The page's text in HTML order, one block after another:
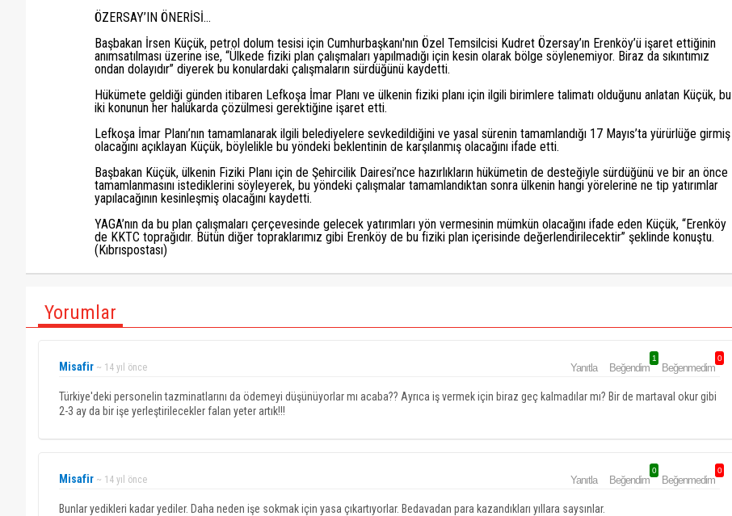
ÖZERSAY’IN ÖNERİSİ…
Başbakan İrsen Küçük, petrol dolum tesisi için Cumhurbaşkanı'nın Özel Temsilcisi Kudret Özersay’ın Erenköy’ü işaret ettiğinin
anımsatılması üzerine ise, “Ülkede fiziki plan çalışmaları yapılmadığı için kesin olarak bölge söylenemiyor. Biraz da sıkıntımız
ondan dolayıdır” diyerek bu konulardaki çalışmaların sürdüğünü kaydetti.
Hükümete geldiği günden itibaren Lefkoşa İmar Planı ve ülkenin fiziki planı için ilgili birimlere talimatı olduğunu anlatan Küçük, bu
iki konunun her halükarda çözülmesi gerektiğine işaret etti.
Lefkoşa İmar Planı’nın tamamlanarak ilgili belediyelere sevkedildiğini ve yasal sürenin tamamlandığı 17 Mayıs’ta yürürlüğe girmiş
olacağını açıklayan Küçük, böylelikle bu yöndeki beklentinin de karşılanmış olacağını ifade etti.
Başbakan Küçük, ülkenin Fiziki Planı için de Şehircilik Dairesi’nce hazırlıkların hükümetin de desteğiyle sürdüğünü ve bir an önce
tamamlanmasını istediklerini söyleyerek, bu yöndeki çalışmalar tamamlandıktan sonra ülkenin hangi yörelerine ne tip yatırımlar
yapılacağının kesinleşmiş olacağını kaydetti.
YAGA’nın da bu plan çalışmaları çerçevesinde gelecek yatırımları yön vermesinin mümkün olacağını ifade eden Küçük, “Erenköy
de KKTC toprağıdır. Bütün diğer topraklarımız gibi Erenköy de bu fiziki plan içerisinde değerlendirilecektir” şeklinde konuştu.
(Kıbrıspostası)
Yorumlar
Misafir ~ 14 yıl önce Yanıtla Beğendim
1
Beğenmedim
0
Türkiye'deki personelin tazminatlarını da ödemeyi düşünüyorlar mı acaba?? Ayrıca iş vermek için biraz geç kalmadılar mı? Bir de martaval okur gibi
2-3 ay da bir işe yerleştirilecekler falan yeter artık!!!
Misafir ~ 14 yıl önce Yanıtla Beğendim
0
Beğenmedim
0
Bunlar yedikleri kadar yediler. Daha neden işe sokmak için yasa çıkartıyorlar. Bedavadan para kazandıkları yıllara saysınlar.